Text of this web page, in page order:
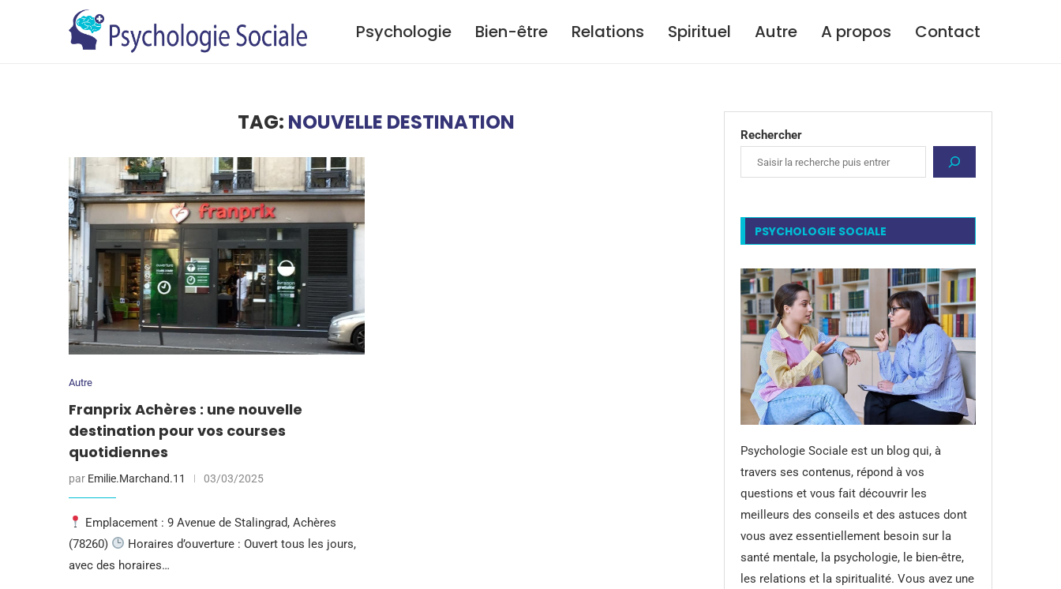
Psychologie Bien-être Relations Spirituel Autre A propos Contact
TAG: NOUVELLE DESTINATION
Autre
Franprix Achères : une nouvelle
destination pour vos courses
quotidiennes
par Emilie.Marchand.11 03/03/2025
Emplacement : 9 Avenue de Stalingrad, Achères
(78260)
Horaires d’ouverture : Ouvert tous les jours,
avec des horaires…
Rechercher
PSYCHOLOGIE SOCIALE
Psychologie Sociale est un blog qui, à
travers ses contenus, répond à vos
questions et vous fait découvrir les
meilleurs des conseils et des astuces dont
vous avez essentiellement besoin sur la
santé mentale, la psychologie, le bien-être,
les relations et la spiritualité. Vous avez une